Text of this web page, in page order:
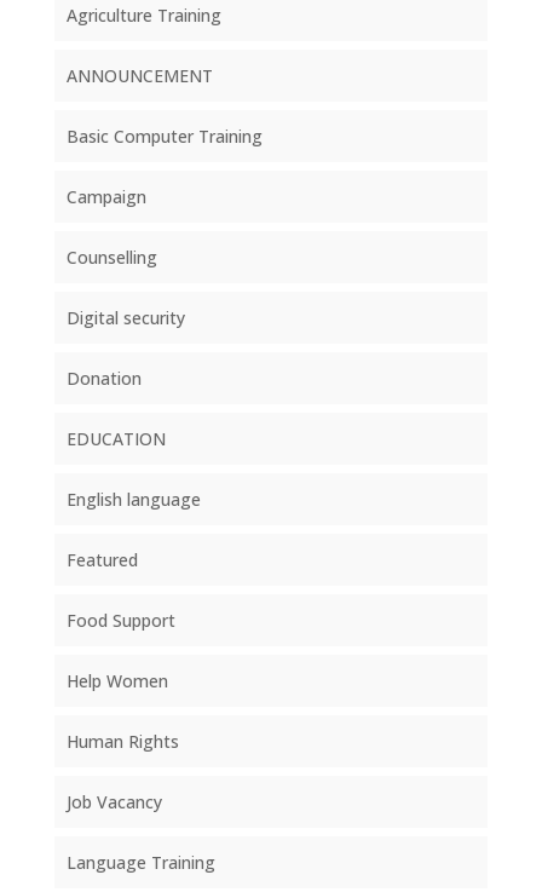
Agriculture Training
ANNOUNCEMENT
Basic Computer Training
Campaign
Counselling
Digital security
Donation
EDUCATION
English language
Featured
Food Support
Help Women
Human Rights
Job Vacancy
Language Training